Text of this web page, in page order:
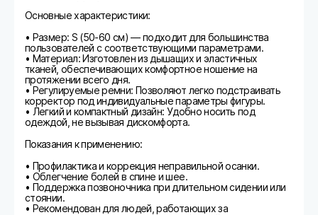
Основные характеристики:
• Размер: S (50-60 см) — подходит для большинства
пользователей с соответствующими параметрами.
• Материал: Изготовлен из дышащих и эластичных
тканей, обеспечивающих комфортное ношение на
протяжении всего дня.
• Регулируемые ремни: Позволяют легко подстраивать
корректор под индивидуальные параметры фигуры.
• Легкий и компактный дизайн: Удобно носить под
одеждой, не вызывая дискомфорта.
Показания к применению:
• Профилактика и коррекция неправильной осанки.
• Облегчение болей в спине и шее.
• Поддержка позвоночника при длительном сидении или
стоянии.
• Рекомендован для людей, работающих за